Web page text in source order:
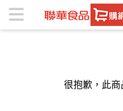
聯華食品e購網-Official
很抱歉，此商